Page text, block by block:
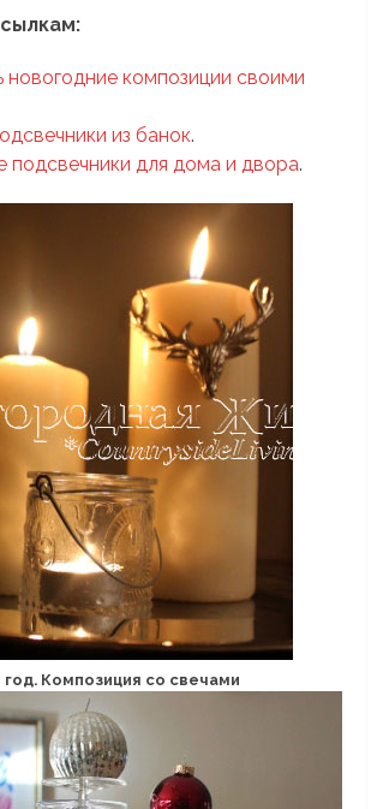
новогодние композиции своими
из банок.
подсвечники для дома и двора.
Композиция со свечами